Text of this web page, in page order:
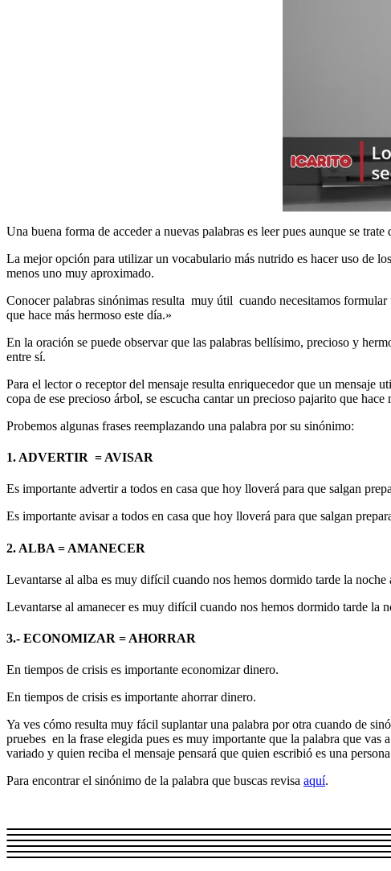
Una buena forma de acceder a nuevas palabras es leer pues aunque se
La mejor opción para utilizar un vocabulario más nutrido es hacer uso de
menos uno muy aproximado.
Conocer palabras sinónimas resulta muy útil cuando necesitamos
que hace más hermoso este día.»
En la oración se puede observar que las palabras bellísimo, precioso y
entre sí.
Para el lector o receptor del mensaje resulta enriquecedor que un
copa de ese precioso árbol, se escucha cantar un precioso pajarito que hace
Probemos algunas frases reemplazando una palabra por su sinónimo:
1. ADVERTIR = AVISAR
Es importante advertir a todos en casa que hoy lloverá para que salgan
Es importante avisar a todos en casa que hoy lloverá para que salgan
2. ALBA = AMANECER
Levantarse al alba es muy difícil cuando nos hemos dormido tarde la noche
Levantarse al amanecer es muy difícil cuando nos hemos dormido tarde la
3.- ECONOMIZAR = AHORRAR
En tiempos de crisis es importante economizar dinero.
En tiempos de crisis es importante ahorrar dinero.
Ya ves cómo resulta muy fácil suplantar una palabra por otra cuando de
pruebes en la frase elegida pues es muy importante que la palabra que
variado y quien reciba el mensaje pensará que quien escribió es una
Para encontrar el sinónimo de la palabra que buscas revisa aquí.